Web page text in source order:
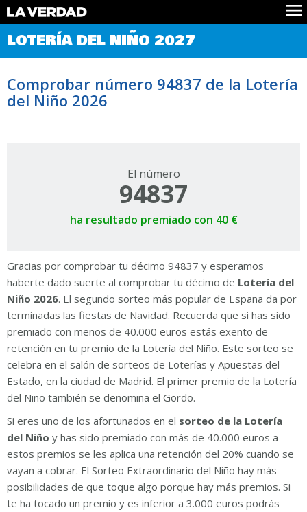
Comprobar Loteria del Niño
Premios
Noticias
Datos
Historia
LOTERÍA DEL NIÑO 2027
Comprobar número 94837 de la Lotería
del Niño 2026
El número
94837
ha resultado premiado con 40 €
Gracias por comprobar tu décimo 94837 y esperamos
haberte dado suerte al comprobar tu décimo de Lotería del
Niño 2026. El segundo sorteo más popular de España da por
terminadas las fiestas de Navidad. Recuerda que si has sido
premiado con menos de 40.000 euros estás exento de
retención en tu premio de la Lotería del Niño. Este sorteo se
celebra en el salón de sorteos de Loterías y Apuestas del
Estado, en la ciudad de Madrid. El primer premio de la Lotería
del Niño también se denomina el Gordo.
Si eres uno de los afortunados en el sorteo de la Lotería
del Niño y has sido premiado con más de 40.000 euros a
estos premios se les aplica una retención del 20% cuando se
vayan a cobrar. El Sorteo Extraordinario del Niño hay más
posibilidades de que toque algo porque hay más premios. Si
te ha tocado un premio y es inferior a 3.000 euros podrás